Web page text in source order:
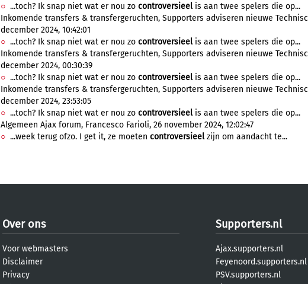
...toch? Ik snap niet wat er nou zo controversieelis aan twee spelers die op...
Inkomende transfers & transfergeruchten, Supporters adviseren nieuwe
december 2024, 10:42:01
...toch? Ik snap niet wat er nou zo controversieelis aan twee spelers die op...
Inkomende transfers & transfergeruchten, Supporters adviseren nieuwe
december 2024, 00:30:39
...toch? Ik snap niet wat er nou zo controversieelis aan twee spelers die op...
Inkomende transfers & transfergeruchten, Supporters adviseren nieuwe
december 2024, 23:53:05
...toch? Ik snap niet wat er nou zo controversieelis aan twee spelers die op...
Algemeen Ajax forum, Francesco Farioli, 26 november 2024, 12:02:47
...week terug ofzo. I get it, ze moeten controversieelzijn om aandacht te...
Over ons
Voor webmasters
Disclaimer
Privacy
Supporters.nl
Ajax.supporters.nl
Feyenoord.supporters.nl
PSV.supporters.nl